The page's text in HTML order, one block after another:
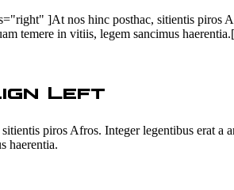
]At nos hinc posthac, sitientis piros
temere in vitiis, legem sancimus
Left
piros Afros. Integer legentibus erat a
haerentia.